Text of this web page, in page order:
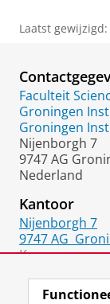
Laatst gewijzigd:
Faculteit
Groningen
Groningen
Nijenborgh 7
9747 AG
Nederland
Kantoor
Nijenborgh 7
9747 AG
Kamer: